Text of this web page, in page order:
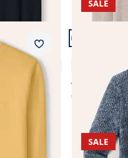
Merkzettel
Artikel 6 von
SALE
€ 119,99
€ 39,99 (-
SALE